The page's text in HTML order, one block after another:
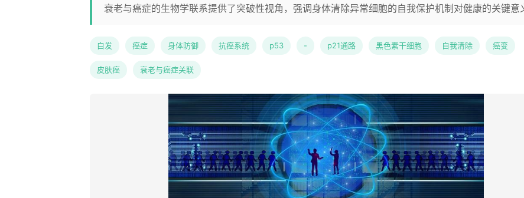
衰老与癌症的生物学联系提供了突破性视角，强调身体清除异常细胞的自我保护机制对健康的关键意
白发 癌症 身体防御 抗癌系统 p53 - p21通路 黑色素干细胞 自我清除 癌变
皮肤癌 衰老与癌症关联